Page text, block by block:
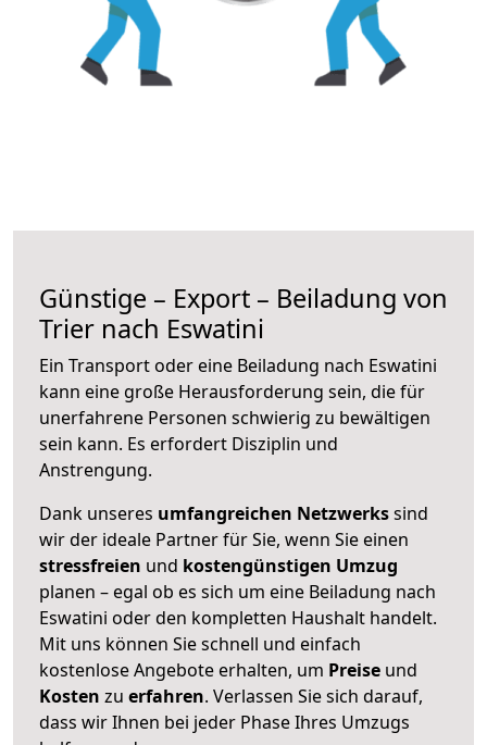
Günstige – Export – Beiladung von
Trier nach Eswatini
Ein Transport oder eine Beiladung nach Eswatini
kann eine große Herausforderung sein, die für
unerfahrene Personen schwierig zu bewältigen
sein kann. Es erfordert Disziplin und
Anstrengung.
Dank unseres umfangreichen Netzwerkssind
wir der ideale Partner für Sie, wenn Sie einen
stressfreien und kostengünstigen Umzug
planen – egal ob es sich um eine Beiladung nach
Eswatini oder den kompletten Haushalt handelt.
Mit uns können Sie schnell und einfach
kostenlose Angebote erhalten, um Preise und
Kosten zu erfahren. Verlassen Sie sich darauf,
dass wir Ihnen bei jeder Phase Ihres Umzugs